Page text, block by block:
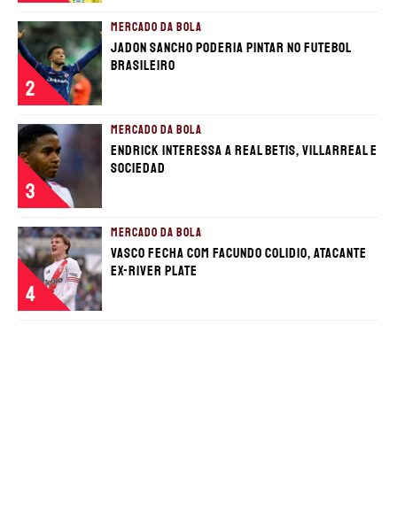
2
MERCADO DA BOLA
Jadon Sancho poderia pintar no futebol
brasileiro
3
MERCADO DA BOLA
Endrick interessa a Real Betis, Villarreal e
Sociedad
4
MERCADO DA BOLA
Vasco fecha com Facundo Colidio, atacante
ex-River Plate